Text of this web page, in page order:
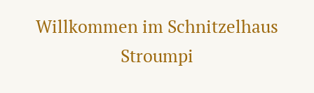
Willkommen im Schnitzelhaus
Stroumpi